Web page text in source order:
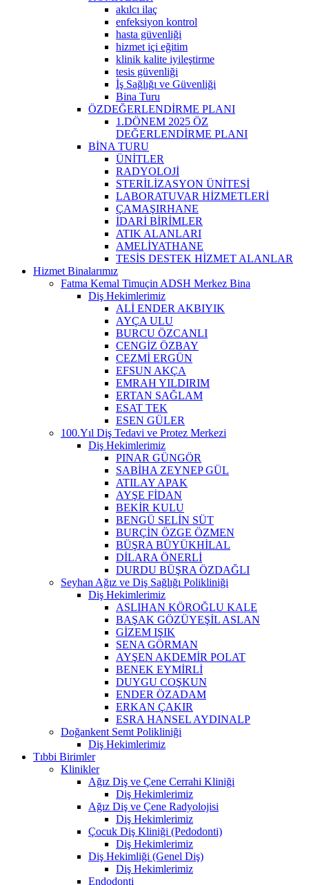
akılcı ilaç
enfeksiyon kontrol
hasta güvenliği
hizmet içi eğitim
klinik kalite iyileştirme
tesis güvenliği
İş Sağlığı ve Güvenliği
Bina Turu
ÖZDEĞERLENDİRME PLANI
1.DÖNEM 2025 ÖZ
DEĞERLENDİRME PLANI
BİNA TURU
ÜNİTLER
RADYOLOJİ
STERİLİZASYON ÜNİTESİ
LABORATUVAR HİZMETLERİ
ÇAMAŞIRHANE
İDARİ BİRİMLER
ATIK ALANLARI
AMELİYATHANE
TESİS DESTEK HİZMET ALANLAR
Hizmet Binalarımız
Fatma Kemal Timuçin ADSH Merkez Bina
Diş Hekimlerimiz
ALİ ENDER AKBIYIK
AYÇA ULU
BURCU ÖZCANLI
CENGİZ ÖZBAY
CEZMİ ERGÜN
EFSUN AKÇA
EMRAH YILDIRIM
ERTAN SAĞLAM
ESAT TEK
ESEN GÜLER
100.Yıl Diş Tedavi ve Protez Merkezi
Diş Hekimlerimiz
PINAR GÜNGÖR
SABİHA ZEYNEP GÜL
ATILAY APAK
AYŞE FİDAN
BEKİR KULU
BENGÜ SELİN SÜT
BURÇİN ÖZGE ÖZMEN
BÜŞRA BÜYÜKHİLAL
DİLARA ÖNERLİ
DURDU BÜŞRA ÖZDAĞLI
Seyhan Ağız ve Diş Sağlığı Polikliniği
Diş Hekimlerimiz
ASLIHAN KÖROĞLU KALE
BAŞAK GÖZÜYEŞİL ASLAN
GİZEM IŞIK
SENA GÖRMAN
AYŞEN AKDEMİR POLAT
BENEK EYMİRLİ
DUYGU COŞKUN
ENDER ÖZADAM
ERKAN ÇAKIR
ESRA HANSEL AYDINALP
Doğankent Semt Polikliniği
Diş Hekimlerimiz
Tıbbi Birimler
Klinikler
Ağız Diş ve Çene Cerrahi Kliniği
Diş Hekimlerimiz
Ağız Diş ve Çene Radyolojisi
Diş Hekimlerimiz
Çocuk Diş Kliniği (Pedodonti)
Diş Hekimlerimiz
Diş Hekimliği (Genel Diş)
Diş Hekimlerimiz
Endodonti